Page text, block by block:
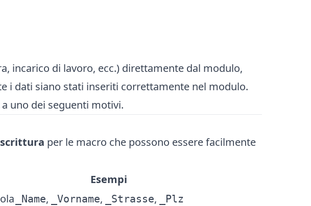
incarico di lavoro, ecc.) direttamente dal modulo,
i dati siano stati inseriti correttamente nel modulo.
uno dei seguenti motivi.
per le macro che possono essere facilmente
Esempi
_Name, _Vorname, _Strasse, _Plz